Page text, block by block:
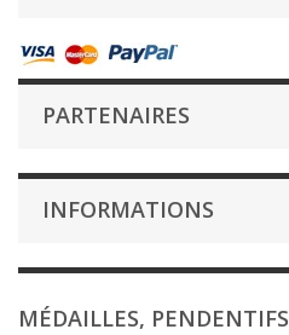
PARTENAIRES
INFORMATIONS
MÉDAILLES, PENDENTIFS